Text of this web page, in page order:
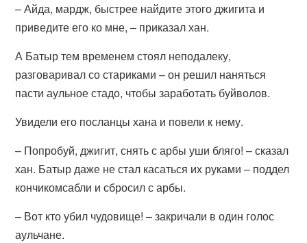
– Айда, мардж, быстрее найдите этого джигита и
приведите его ко мне, – приказал хан.
А Батыр тем временем стоял неподалеку,
разговаривал со стариками – он решил наняться
пасти аульное стадо, чтобы заработать буйволов.
Увидели его посланцы хана и повели к нему.
– Попробуй, джигит, снять с арбы уши бляго! – сказал
хан. Батыр даже не стал касаться их руками – поддел
кончикомсабли и сбросил с арбы.
– Вот кто убил чудовище! – закричали в один голос
аульчане.